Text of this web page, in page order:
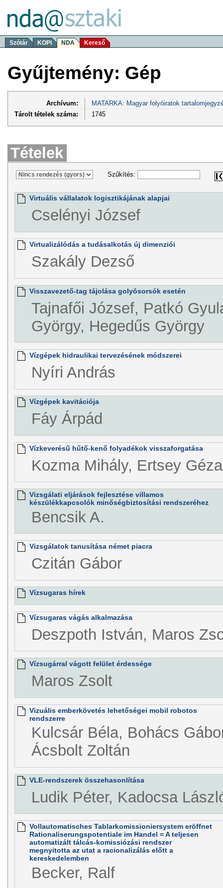
Szótár KOPI NDA Kereső
Gyűjtemény: Gép
Archívum:
MATARKA: Magyar folyóiratok
Tárolt tételek száma:
1745
Tételek
Szűkítés:
Virtuális vállalatok logisztikájának alapjai
Cselényi József
Virtualizálódás a tudásalkotás új dimenziói
Szakály Dezső
Visszavezető-tag tájolása golyósorsók esetén
Tajnafői József, Patkó
György, Hegedűs György
Vízgépek hidraulikai tervezésének módszerei
Nyíri András
Vízgépek kavitációja
Fáy Árpád
Vízkeverésű hűtő-kenő folyadékok visszaforgatása
Kozma Mihály, Ertsey Géza
Vizsgálati eljárások fejlesztése villamos
készülékkapcsolók minőségbiztosítási rendszeréhez
Bencsik A.
Vizsgálatok tanusítása német piacra
Czitán Gábor
Vízsugaras hírek
Vízsugaras vágás alkalmazása
Deszpoth István, Maros
Vízsugárral vágott felület érdessége
Maros Zsolt
Vizuális emberkövetés lehetőségei mobil robotos
rendszerre
Kulcsár Béla, Bohács
Ácsbolt Zoltán
VLE-rendszerek összehasonlítása
Ludik Péter, Kadocsa
Vollautomatisches Tablarkomissioniersystem eröffnet
Rationaliserungspotentiale im Handel = A teljesen
automatizált tálcás-komissiózási rendszer
megnyitotta az utat a racionalizálás előtt a
kereskedelemben
Becker, Ralf